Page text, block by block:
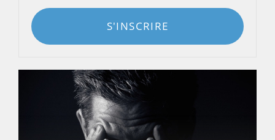
S'INSCRIRE